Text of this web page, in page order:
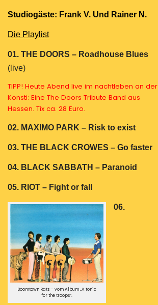
Studiogäste: Frank V. Und Rainer N.
Die Playlist
01. THE DOORS – Roadhouse Blues
(live)
TIPP! Heute Abend live im nachtleben an der
Konsti: Eine The Doors Tribute Band aus
Hessen. Tix ca. 28 Euro.
02. MAXIMO PARK – Risk to exist
03. THE BLACK CROWES – Go faster
04. BLACK SABBATH – Paranoid
05. RIOT – Fight or fall
Boomtown Rats – vom Album „A tonic
for the troops“.
06.